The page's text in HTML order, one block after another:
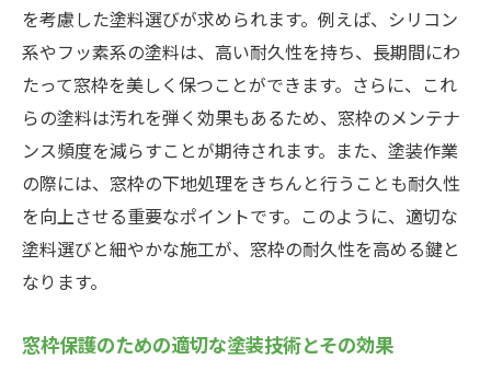
を考慮した塗料選びが求められます。例えば、シリコン
系やフッ素系の塗料は、高い耐久性を持ち、長期間にわ
たって窓枠を美しく保つことができます。さらに、これ
らの塗料は汚れを弾く効果もあるため、窓枠のメンテナ
ンス頻度を減らすことが期待されます。また、塗装作業
の際には、窓枠の下地処理をきちんと行うことも耐久性
を向上させる重要なポイントです。このように、適切な
塗料選びと細やかな施工が、窓枠の耐久性を高める鍵と
なります。
窓枠保護のための適切な塗装技術とその効果